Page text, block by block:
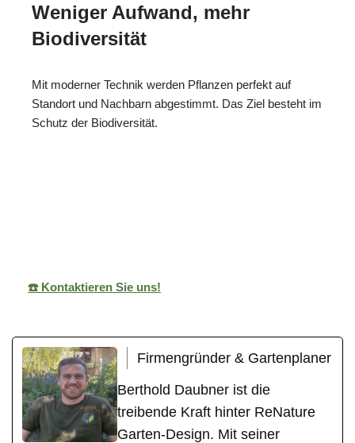
Weniger Aufwand, mehr
Biodiversität
Mit moderner Technik werden Pflanzen perfekt auf
Standort und Nachbarn abgestimmt. Das Ziel besteht im
Schutz der Biodiversität.
☎️ Kontaktieren Sie uns!
Firmengründer & Gartenplaner
Berthold Daubner ist die
treibende Kraft hinter ReNature
Garten-Design. Mit seiner